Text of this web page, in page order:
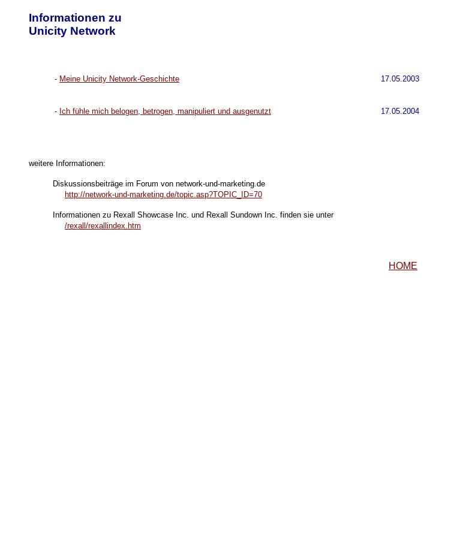
Informationen zu
Unicity Network
- Meine Unicity Network-Geschichte 17.05.2003
- Ich fühle mich belogen, betrogen, manipuliert und ausgenutzt 17.05.2004
weitere Informationen:
Diskussionsbeiträge im Forum von network-und-marketing.de
http://network-und-marketing.de/topic.asp?TOPIC_ID=70
Informationen zu Rexall Showcase Inc. und Rexall Sundown Inc. finden sie unter
/rexall/rexallindex.htm
HOME